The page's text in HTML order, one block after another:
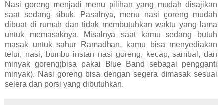
Nasi goreng menjadi menu pilihan yang mudah disajikan
saat sedang sibuk. Pasalnya, menu nasi goreng mudah
dibuat di rumah dan tidak membutuhkan waktu yang lama
untuk memasaknya. Misalnya saat kamu sedang butuh
masak untuk sahur Ramadhan, kamu bisa menyediakan
telur, nasi, bumbu instan nasi goreng, kecap, sambal, dan
minyak goreng(bisa pakai Blue Band sebagai pengganti
minyak). Nasi goreng bisa dengan segera dimasak sesuai
selera dan porsi yang dibutuhkan.